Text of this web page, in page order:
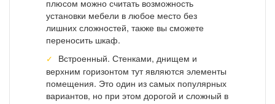
плюсом можно считать возможность
установки мебели в любое место без
лишних сложностей, также вы сможете
переносить шкаф.
Встроенный. Стенками, днищем и
верхним горизонтом тут являются элементы
помещения. Это один из самых популярных
вариантов, но при этом дорогой и сложный в